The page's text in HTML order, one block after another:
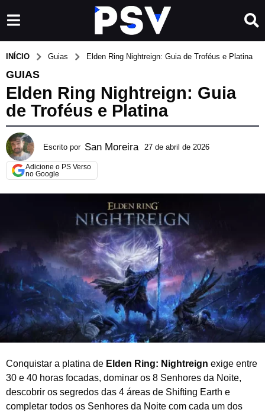
INÍCIO Guias Elden Ring Nightreign: Guia de Troféus e Platina
GUIAS
Elden Ring Nightreign: Guia
de Troféus e Platina
Escrito por San Moreira 27 de abril de 2026
m
e
2
0
2
6
Adicione o PS Verso
no Google
Conquistar a platina de Elden Ring: Nightreign exige entre
30 e 40 horas focadas, dominar os 8 Senhores da Noite,
descobrir os segredos das 4 áreas de Shifting Earth e
completar todos os Senhores da Noite com cada um dos